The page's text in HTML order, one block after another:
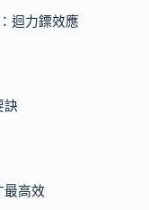
迴力鏢效應
訣
最高效